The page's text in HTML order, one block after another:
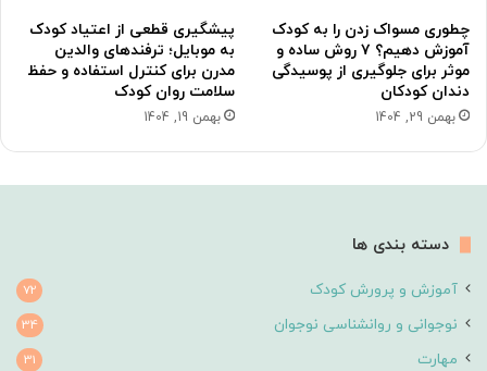
چطوری مسواک زدن را به کودک
آموزش دهیم؟ ۷ روش ساده و
موثر برای جلوگیری از پوسیدگی
دندان کودکان
بهمن 29, 1404
پیشگیری قطعی از اعتیاد کودک
به موبایل؛ ترفندهای والدین
مدرن برای کنترل استفاده و حفظ
سلامت روان کودک
بهمن 19, 1404
دسته بندی ها
آموزش و پرورش کودک 72
نوجوانی و روانشناسی نوجوان 34
مهارت 31